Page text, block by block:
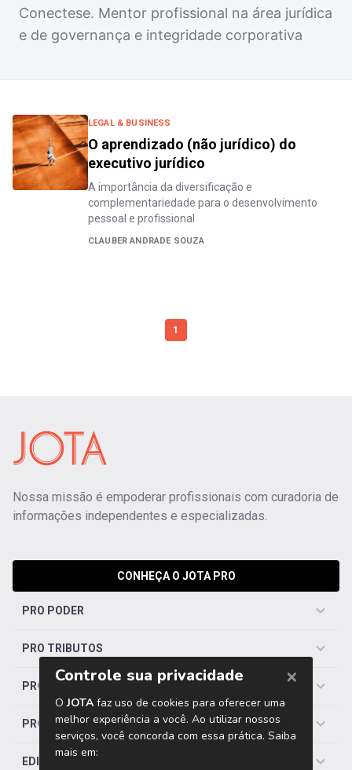
Conectese. Mentor profissional na área jurídica
e de governança e integridade corporativa
LEGAL & BUSINESS
O aprendizado (não jurídico) do
executivo jurídico
A importância da diversificação e
complementariedade para o desenvolvimento
pessoal e profissional
CLAUBER ANDRADE SOUZA
1
Nossa missão é empoderar profissionais com curadoria de
informações independentes e especializadas.
CONHEÇA O JOTA PRO
PRO PODER
PRO TRIBUTOS
PRO TRABALHISTA
PRO SAÚDE
EDITORIAS